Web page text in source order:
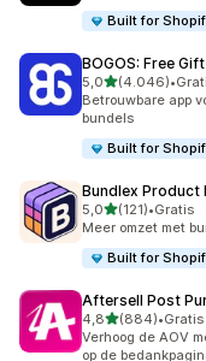
Built for
BOGOS: Free
5,0van 5 sterren
(4.046)
4046 recensies in
•
Betrouwbare app
bundels
Built for
Bundlex Product
5,0van 5 sterren
(121)
121 recensies in
•Gratis
Meer omzet met
Built for
Aftersell Post
4,8van 5 sterren
(884)
884 recensies in
•
Verhoog de AOV
op de